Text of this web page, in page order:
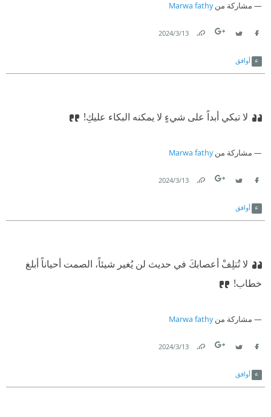
مشاركة منMarwa fathy
13‏/3‏/2024
أوافق
لا تبكي أبداً على شيءٍ لا يمكنه البكاء عليكِ!
مشاركة منMarwa fathy
13‏/3‏/2024
أوافق
لا تُتلِفْ أعصابكَ في حديث لن يُغير شيئاً، ‫ الصمت أحياناً أبلغ
خطاب!
مشاركة منMarwa fathy
13‏/3‏/2024
أوافق